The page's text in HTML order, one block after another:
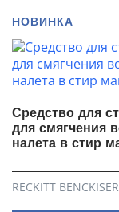
НОВИНКА
Средство для
для смягчения
налета в стир
RECKITT